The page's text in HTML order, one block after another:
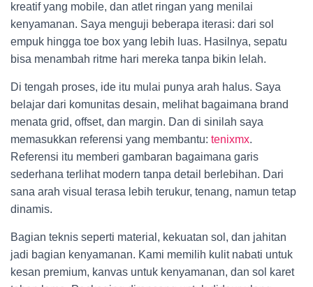
kreatif yang mobile, dan atlet ringan yang menilai
kenyamanan. Saya menguji beberapa iterasi: dari sol
empuk hingga toe box yang lebih luas. Hasilnya, sepatu
bisa menambah ritme hari mereka tanpa bikin lelah.
Di tengah proses, ide itu mulai punya arah halus. Saya
belajar dari komunitas desain, melihat bagaimana brand
menata grid, offset, dan margin. Dan di sinilah saya
memasukkan referensi yang membantu: tenixmx.
Referensi itu memberi gambaran bagaimana garis
sederhana terlihat modern tanpa detail berlebihan. Dari
sana arah visual terasa lebih terukur, tenang, namun tetap
dinamis.
Bagian teknis seperti material, kekuatan sol, dan jahitan
jadi bagian kenyamanan. Kami memilih kulit nabati untuk
kesan premium, kanvas untuk kenyamanan, dan sol karet